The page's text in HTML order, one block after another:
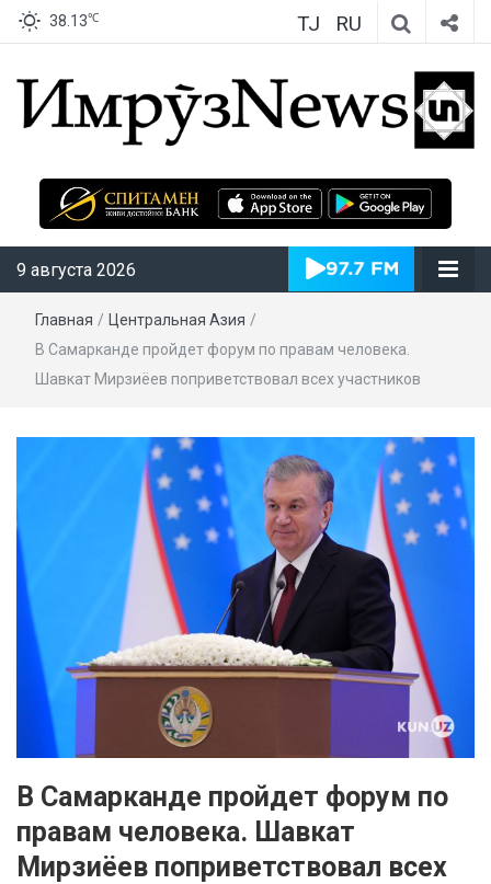
38.13℃ TJ RU
ИмрӯзNews
9 августа 2026
Главная / Центральная Азия /
В Самарканде пройдет форум по правам человека.
Шавкат Мирзиёев поприветствовал всех участников
В Самарканде пройдет форум по
правам человека. Шавкат
Мирзиёев поприветствовал всех